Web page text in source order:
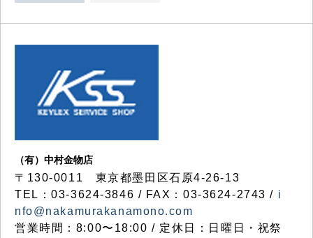
（有）中村金物店
〒130-0011 東京都墨田区石原4-26-13
TEL：03-3624-3846 / FAX：03-3624-2743 / i
nfo@nakamurakanamono.com
営業時間：8:00〜18:00 / 定休日：日曜日・祝祭